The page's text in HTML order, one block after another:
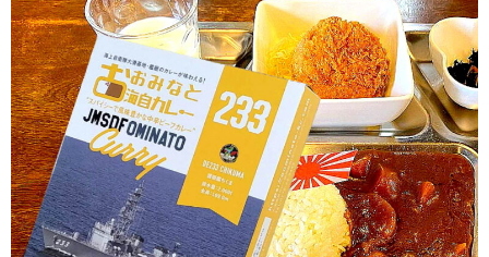
商品カテゴリー
お支払い・配送について
ショップの紹介
プリントせんべい作品
プリント南部せんべい